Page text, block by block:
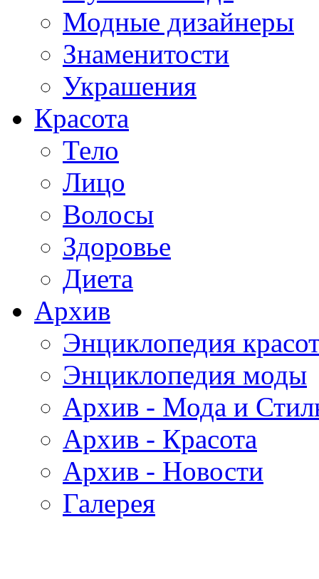
Модные дизайнеры
Знаменитости
Украшения
Красота
Тело
Лицо
Волосы
Здоровье
Диета
Архив
Энциклопедия
Энциклопедия моды
Архив - Мода и
Архив - Красота
Архив - Новости
Галерея